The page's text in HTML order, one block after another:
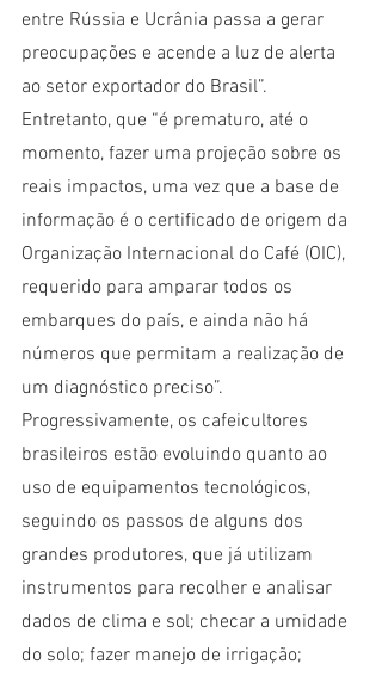
entre Rússia e Ucrânia passa a gerar
preocupações e acende a luz de alerta
ao setor exportador do Brasil”.
Entretanto, que “é prematuro, até o
momento, fazer uma projeção sobre os
reais impactos, uma vez que a base de
informação é o certificado de origem da
Organização Internacional do Café (OIC),
requerido para amparar todos os
embarques do país, e ainda não há
números que permitam a realização de
um diagnóstico preciso”.
Progressivamente, os cafeicultores
brasileiros estão evoluindo quanto ao
uso de equipamentos tecnológicos,
seguindo os passos de alguns dos
grandes produtores, que já utilizam
instrumentos para recolher e analisar
dados de clima e sol; checar a umidade
do solo; fazer manejo de irrigação;